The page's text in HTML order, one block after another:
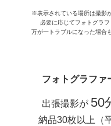
※表示されている場所は撮影
必要に応じてフォトグラ
万が一トラブルになった場合
フォトグラファ
出張撮影が 50
納品30枚以上（